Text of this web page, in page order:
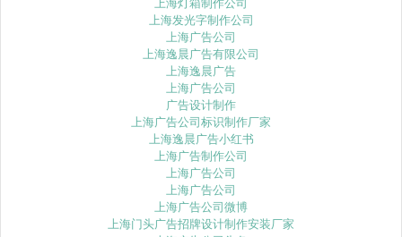
上海发光字制作公司
上海广告公司
上海逸晨广告有限公司
上海逸晨广告
上海广告公司
广告设计制作
上海广告公司标识制作厂家
上海逸晨广告小红书
上海广告制作公司
上海广告公司
上海广告公司
上海广告公司微博
上海门头广告招牌设计制作安装厂家